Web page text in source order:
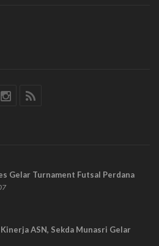
Gelar Turnament Futsal Perdana
ASN, Sekda Munasri Gelar